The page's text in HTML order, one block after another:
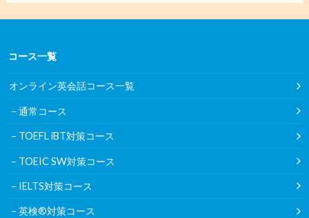
コース一覧
オンライン英会話コース一覧
通常コース
TOEFL iBT対策コース
TOEIC SW対策コース
IELTS対策コース
英検®対策コース